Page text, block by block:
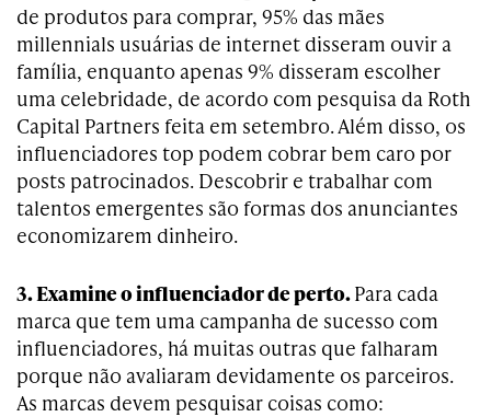
de produtos para comprar, 95% das mães
millennials usuárias de internet disseram ouvir a
família, enquanto apenas 9% disseram escolher
uma celebridade, de acordo com pesquisa da Roth
Capital Partners feita em setembro. Além disso, os
influenciadores top podem cobrar bem caro por
posts patrocinados. Descobrir e trabalhar com
talentos emergentes são formas dos anunciantes
economizarem dinheiro.
3. Examine o influenciador de perto.Para cada
marca que tem uma campanha de sucesso com
influenciadores, há muitas outras que falharam
porque não avaliaram devidamente os parceiros.
As marcas devem pesquisar coisas como: